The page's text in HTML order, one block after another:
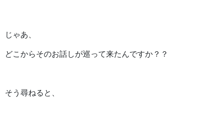
じゃあ、
どこからそのお話しが巡って来たんですか？？
そう尋ねると、